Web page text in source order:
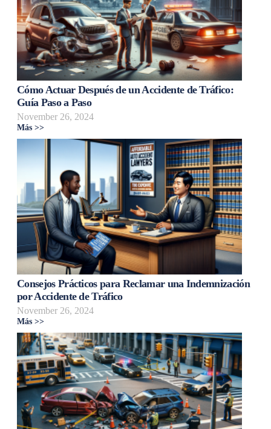
Cómo Actuar Después de un Accidente de Tráfico:
Guía Paso a Paso
November 26, 2024
Más >>
Consejos Prácticos para Reclamar una Indemnización
por Accidente de Tráfico
November 26, 2024
Más >>